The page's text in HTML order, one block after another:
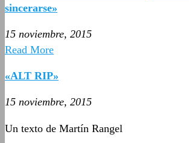
sincerarse»
15 noviembre, 2015
Read More
«ALT RIP»
15 noviembre, 2015
Un texto de Martín Rangel